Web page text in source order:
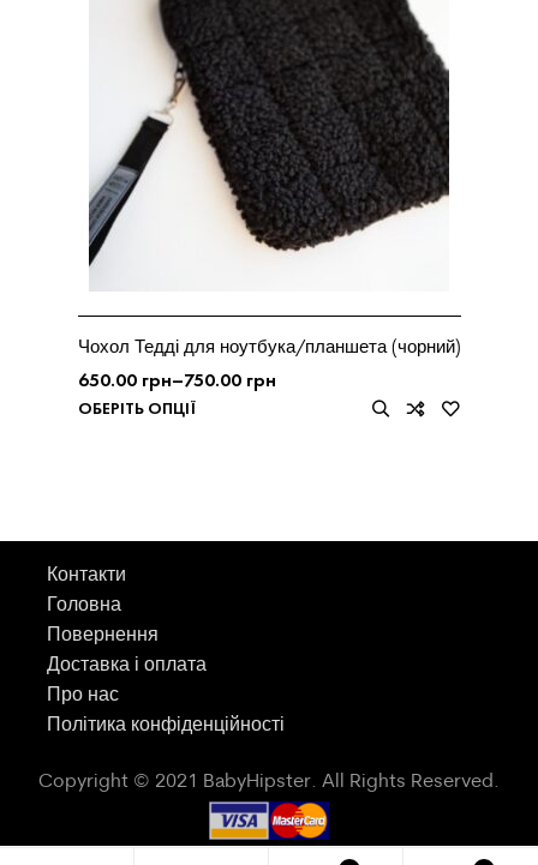
Чохол Тедді для ноутбука/планшета (чорний)
650.00 грн–750.00 грн
ОБЕРІТЬ ОПЦІЇ
Контакти
Головна
Повернення
Доставка і оплата
Про нас
Політика конфіденційності
Copyright © 2021 BabyHipster. All Rights Reserved.